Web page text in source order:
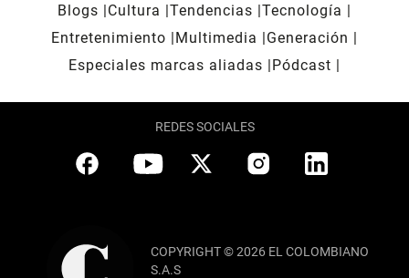
Blogs
Cultura Tendencias Tecnología
Entretenimiento
Multimedia
Generación
Especiales marcas aliadas
Pódcast
REDES SOCIALES
COPYRIGHT © 2026 EL COLOMBIANO
S.A.S